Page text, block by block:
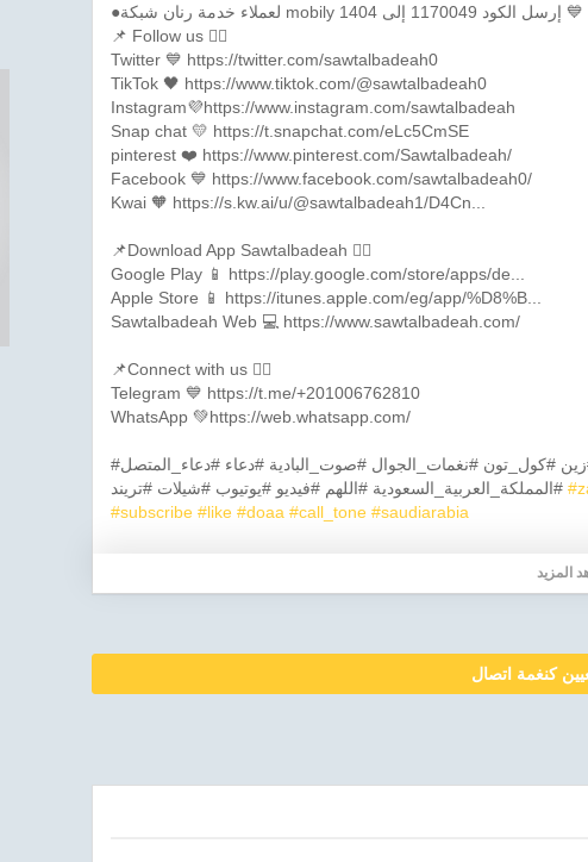
●لعملاء خدمة رنان شبكة mobily إرسل الكود 1170049 إلى 1404 💙
📌 Follow us 👇🏼
Twitter 💙 https://twitter.com/sawtalbadeah0
TikTok 🖤 https://www.tiktok.com/@sawtalbadeah0
Instagram💜https://www.instagram.com/sawtalbadeah
Snap chat 💛 https://t.snapchat.com/eLc5CmSE
pinterest ❤️ https://www.pinterest.com/Sawtalbadeah/
Facebook 💙 https://www.facebook.com/sawtalbadeah0/
Kwai 🧡 https://s.kw.ai/u/@sawtalbadeah1/D4Cn...
📌Download App Sawtalbadeah 👇🏼
Google Play 📱 https://play.google.com/store/apps/de...
Apple Store 📱 https://itunes.apple.com/eg/app/%D8%B...
Sawtalbadeah Web 💻 https://www.sawtalbadeah.com/
📌Connect with us 👇🏼
Telegram 💙 https://t.me/+201006762810
WhatsApp 💚https://web.whatsapp.com/
#نغمات_المتصل #سمعهم #زين #كول_تون #نغمات_الجوال #صوت_البادية #دعاء #دعاء_المتصل
#المملكة_العربية_السعودية #اللهم #فيديو #يوتيوب #شيلات #تريند
#subscribe #like #doaa #call_tone #saudiarabia
المزيد
كنغمة اتصال